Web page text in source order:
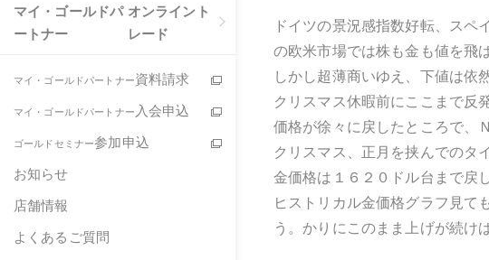
マイ・ゴールドパ
ートナー
オンライント
レード
マイ・ゴールドパートナー資料請求
マイ・ゴールドパートナー 入会申込
ゴールドセミナー参加申込
お知らせ
店舗情報
よくあるご質問
ドイツの景況感指数好転、スペ
の欧米市場では株も金も値を飛
しかし超薄商いゆえ、下値は依
クリスマス休暇前にここまで反
価格が徐々に戻したところで、
クリスマス、正月を挟んでのタ
金価格は１６２０ドル台まで戻
ヒストリカル金価格グラフ見て
う。かりにこのまま上げが続け